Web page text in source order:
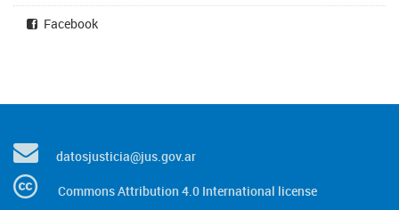
Facebook
datosjusticia@jus.gov.ar
Commons Attribution 4.0 International license